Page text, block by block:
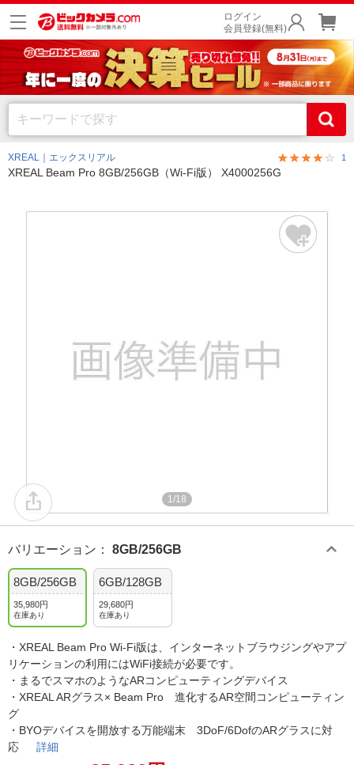
ログイン
会員登録(無料)
XREAL｜エックスリアル 1
XREAL Beam Pro 8GB/256GB（Wi-Fi版） X4000256G
1/18
バリエーション ： 8GB/256GB
8GB/256GB
35,980円
在庫あり
6GB/128GB
29,680円
在庫あり
・XREAL Beam Pro Wi-Fi版は、インターネットブラウジングやアプ
リケーションの利用にはWiFi接続が必要です。
・まるでスマホのようなARコンピューティングデバイス
・XREAL ARグラス× Beam Pro 進化するAR空間コンピューティン
グ
・BYOデバイスを開放する万能端末 3DoF/6DofのARグラスに対
応 詳細